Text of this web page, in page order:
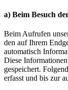
a) Beim Besuch
Beim Aufrufen
den auf Ihrem
automatisch
Diese
gespeichert.
erfasst und bis zur